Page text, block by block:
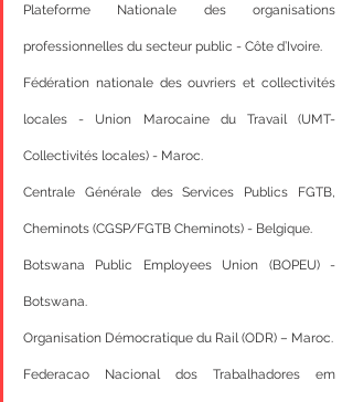
Plateforme Nationale des organisations
professionnelles du secteur public - Côte d’Ivoire.
Fédération nationale des ouvriers et collectivités
locales - Union Marocaine du Travail (UMT-
Collectivités locales) - Maroc.
Centrale Générale des Services Publics FGTB,
Cheminots (CGSP/FGTB Cheminots) - Belgique.
Botswana Public Employees Union (BOPEU) -
Botswana.
Organisation Démocratique du Rail (ODR) – Maroc.
Federacao Nacional dos Trabalhadores em